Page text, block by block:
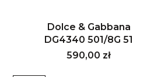
Dolce & Gabbana
DG4340 501/8G 51
Cena
590,00 zł